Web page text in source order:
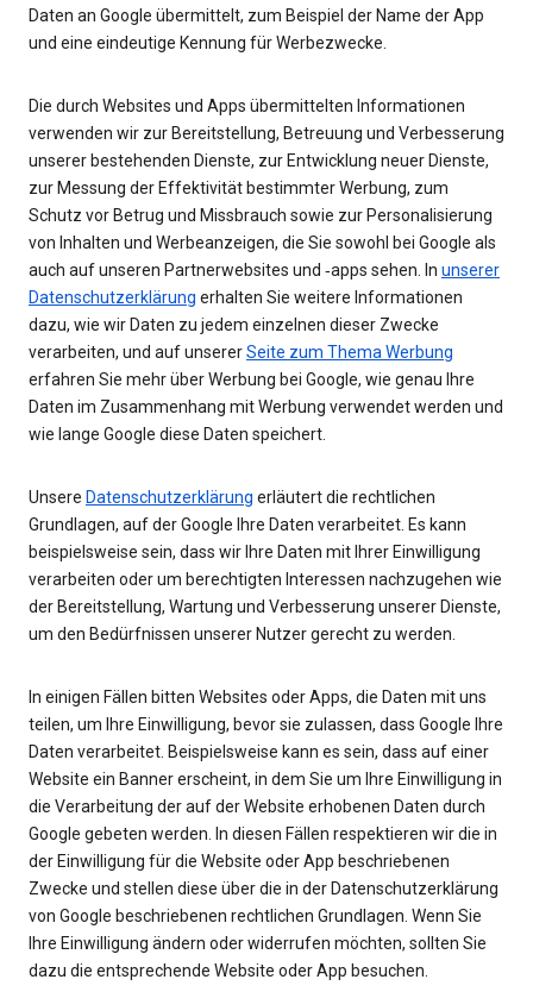
Daten an Google übermittelt, zum Beispiel der Name der App
und eine eindeutige Kennung für Werbezwecke.
Die durch Websites und Apps übermittelten Informationen
verwenden wir zur Bereitstellung, Betreuung und Verbesserung
unserer bestehenden Dienste, zur Entwicklung neuer Dienste,
zur Messung der Effektivität bestimmter Werbung, zum
Schutz vor Betrug und Missbrauch sowie zur Personalisierung
von Inhalten und Werbeanzeigen, die Sie sowohl bei Google als
auch auf unseren Partnerwebsites und ‑apps sehen. In unserer
Datenschutzerklärung erhalten Sie weitere Informationen
dazu, wie wir Daten zu jedem einzelnen dieser Zwecke
verarbeiten, und auf unsererSeite zum Thema Werbung
erfahren Sie mehr über Werbung bei Google, wie genau Ihre
Daten im Zusammenhang mit Werbung verwendet werden und
wie lange Google diese Daten speichert.
Unsere Datenschutzerklärung erläutert die rechtlichen
Grundlagen, auf der Google Ihre Daten verarbeitet. Es kann
beispielsweise sein, dass wir Ihre Daten mit Ihrer Einwilligung
verarbeiten oder um berechtigten Interessen nachzugehen wie
der Bereitstellung, Wartung und Verbesserung unserer Dienste,
um den Bedürfnissen unserer Nutzer gerecht zu werden.
In einigen Fällen bitten Websites oder Apps, die Daten mit uns
teilen, um Ihre Einwilligung, bevor sie zulassen, dass Google Ihre
Daten verarbeitet. Beispielsweise kann es sein, dass auf einer
Website ein Banner erscheint, in dem Sie um Ihre Einwilligung in
die Verarbeitung der auf der Website erhobenen Daten durch
Google gebeten werden. In diesen Fällen respektieren wir die in
der Einwilligung für die Website oder App beschriebenen
Zwecke und stellen diese über die in der Datenschutzerklärung
von Google beschriebenen rechtlichen Grundlagen. Wenn Sie
Ihre Einwilligung ändern oder widerrufen möchten, sollten Sie
dazu die entsprechende Website oder App besuchen.